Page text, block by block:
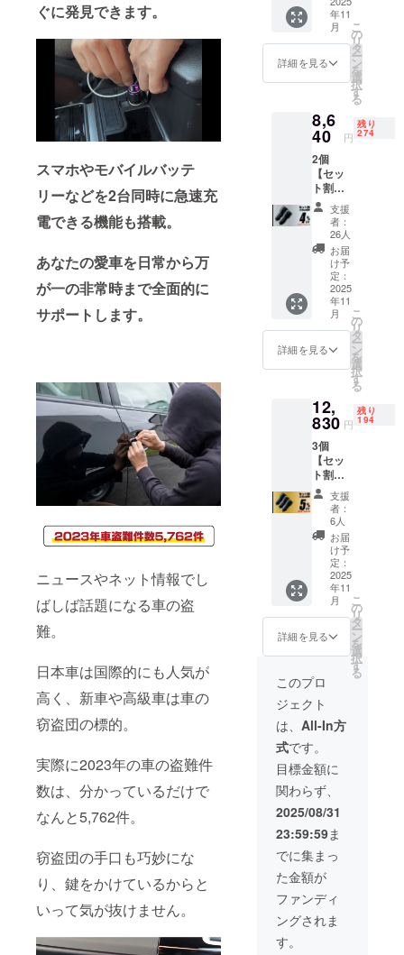
ぐに発見できます。
スマホやモバイルバッテ
リーなどを2台同時に急速充
電できる機能も搭載。
あなたの愛車を日常から万
が一の非常時まで全面的に
サポートします。
ニュースやネット情報でし
ばしば話題になる車の盗
難。
日本車は国際的にも人気が
高く、新車や高級車は車の
窃盗団の標的。
実際に2023年の車の盗難件
数は、分かっているだけで
なんと5,762件。
窃盗団の手口も巧妙にな
り、鍵をかけているからと
いって気が抜けません。
活動してお
ります。 “身
の回り（ア
ラウンド）
にあったら
針として、
お客様の身
の回りに喜
びや楽しさ
のある目新
しい海外の
商品を発掘
しお届けし
たいと考え
日々邁進し
す。
4,410円
（税・
送料
込）
【内
容】
AG × 1
※デザイ
ン・仕
様は変
更にな
る可能
性もご
ざいま
す。ご
了承く
ださ
い。 ※
皆様の
ご支援
により
量産効
率が向
売価格
が販売
予定価
格より
下がる
可能性
もござ
いま
す。 ※
ご注文
状況、
使用部
材の供
給状
況、製
造工程
上の都
荷時期
る場合
があり
ます。
年11
月
詳細を見る
こ
の
リ
タ
ー
ン
を
選
択
す
る
8,6
40 円
残り
274
2個
【セッ
ト割
4％OFF
】300名
限定 一
般販売
予定価
9,000円
8,640円
（税・
送料
込）
【内
■CART
AG × 2
※デザイ
ン・仕
様は変
更にな
る可能
性もご
ざいま
す。ご
了承く
ださ
い。 ※
皆様の
ご支援
により
量産効
場合、
正規販
売価格
が販売
予定価
格より
下がる
可能性
もござ
いま
す。 ※
ご注文
状況、
使用部
材の供
給状
況、製
造工程
支援
者：
26人
お届
け予
定：
2025
年11
月
詳細を見る
こ
の
リ
タ
ー
ン
を
選
択
す
る
12,
830 円
残り
194
3個
【セッ
ト割
5％OFF
】200名
限定 一
般販売
予定価
13,500
円 →
12,830
円
（税・
送料
込）
【内
容】
■CART
AG × 3
※デザイ
ン・仕
様は変
更にな
る可能
性もご
ざいま
す。ご
了承く
ださ
い。 ※
皆様の
ご支援
により
支援
者：
6人
お届
け予
定：
2025
年11
月
詳細を見る
こ
の
リ
タ
ー
ン
を
選
択
す
る
このプロ
ジェクト
は、 All-In方
式です。
目標金額に
関わらず、
2025/08/31
23:59:59ま
でに集まっ
た金額が
ファンディ
ングされま
す。